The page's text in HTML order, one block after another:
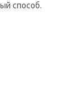
способ.